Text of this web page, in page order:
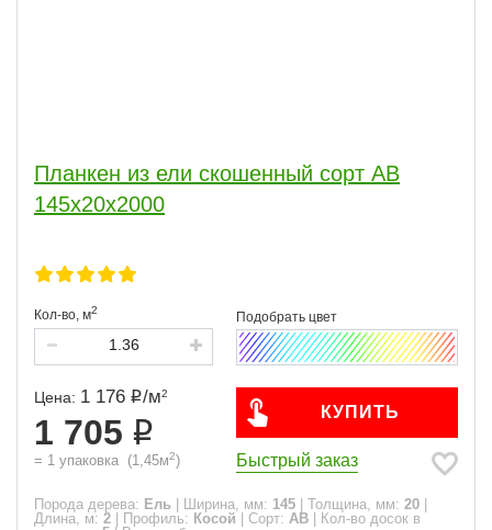
Планкен из ели скошенный сорт АВ
145x20x2000
Кол-во, м2
Цена: 1 176 /м2
1 705
= 1 упаковка (1,45м2)
КУПИТЬ
Быстрый заказ
Порода дерева: Ель Ширина, мм: 145 Толщина, мм: 20
Длина, м: 2 Профиль: Косой Сорт: АВ
Кол-во досок в